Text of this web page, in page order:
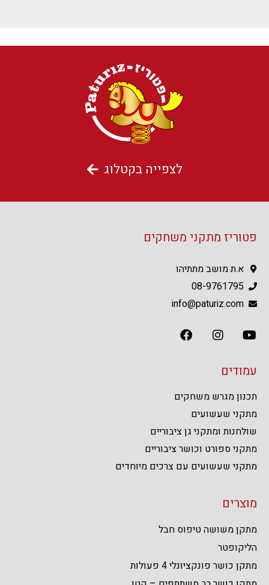
לצפייה בקטלוג
פטוריז מתקני משחקים
א.ת מושב מתתיהו
08-9761795
info@paturiz.com
עמודים
תכנון מגרש משחקים
מתקני שעשועים
שולחנות ומתקני גן ציבוריים
מתקני ספורט וכושר ציבוריים
מתקני שעשועים עם צרכים מיוחדים
מוצרים
מתקן משושה טיפוס חבל
הליקופטר
מתקן כושר פונקציונלי 4 פעולות